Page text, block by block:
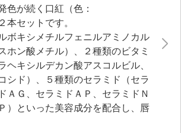
色が続く口紅（色：
本セットです。
ボキシメチルフェニルアミノカル
ホン酸メチル）、２種類のビタミ
ヘキシルデカン酸アスコルビル、
シド）、５種類のセラミド（セラ
ＡＧ、セラミドＡＰ、セラミドＮ
）といった美容成分を配合し、唇
て、保護します。